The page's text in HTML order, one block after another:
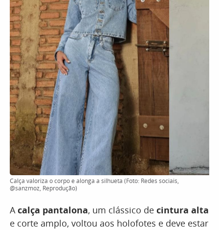
Calça valoriza o corpo e alonga a silhueta (Foto: Redes sociais,
@sanzmoz, Reprodução)
Acalça pantalona, um clássico de cintura alta
e corte amplo, voltou aos holofotes e deve estar